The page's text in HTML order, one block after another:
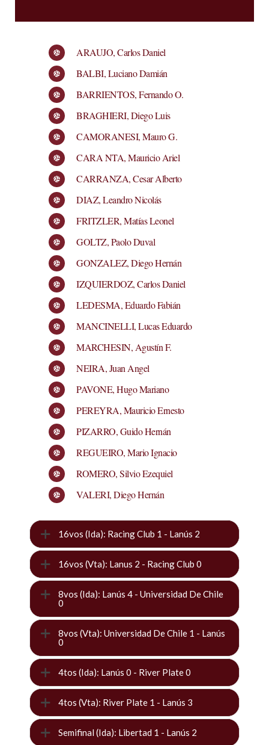
ARAUJO, Carlos Daniel
BALBI, Luciano Damián
BARRIENTOS, Fernando O.
BRAGHIERI, Diego Luis
CAMORANESI, Mauro G.
CARA NTA, Mauricio Ariel
CARRANZA, Cesar Alberto
DIAZ, Leandro Nicolás
FRITZLER, Matías Leonel
GOLTZ, Paolo Duval
GONZALEZ, Diego Hernán
IZQUIERDOZ, Carlos Daniel
LEDESMA, Eduardo Fabián
MANCINELLI, Lucas Eduardo
MARCHESIN, Agustín F.
NEIRA, Juan Angel
PAVONE, Hugo Mariano
PEREYRA, Mauricio Ernesto
PIZARRO, Guido Hernán
REGUEIRO, Mario Ignacio
ROMERO, Silvio Ezequiel
VALERI, Diego Hernán
16vos (Ida): Racing Club 1 - Lanús 2
16vos (Vta): Lanus 2 - Racing Club 0
8vos (Ida): Lanús 4 - Universidad De Chile
0
8vos (Vta): Universidad De Chile 1 - Lanús
0
4tos (Ida): Lanús 0 - River Plate 0
4tos (Vta): River Plate 1 - Lanús 3
Semifinal (Ida): Libertad 1 - Lanús 2